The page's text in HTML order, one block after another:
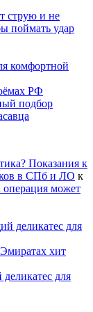
струю и не
поймать удар
комфортной
РФ
подбор
Показания к
в СПб и ЛО к
может
деликатес для
хит
для